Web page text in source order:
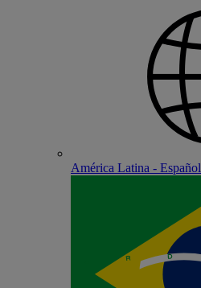
América Latina - Español